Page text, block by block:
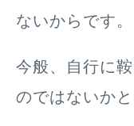
ないからです。
今般、自行に
のではないか